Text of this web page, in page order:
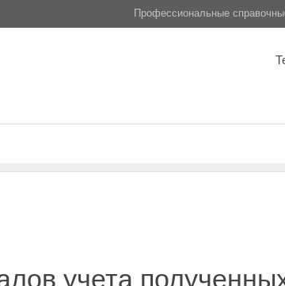
Профессиональные
учета